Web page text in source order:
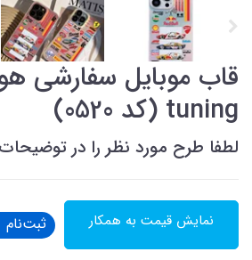
قاب موبایل سفارشی
tuning (کد 0520)
لطفا طرح مورد نظر را در
نمایش قیمت به همکار ثبت‌نام